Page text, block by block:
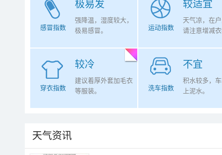
极易发
感冒指数
强降温，湿度较大，
极易感冒。
较适宜
运动指数
天气凉，在
请注意增减
较冷
穿衣指数
建议着厚外套加毛衣
等服装。
不宜
洗车指数
积水较多，
上泥水。
天气资讯